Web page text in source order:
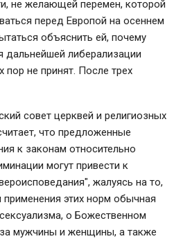
не желающей перемен, которой
перед Европой на осеннем
объяснить ей, почему
дальнейшей либерализации
не принят. После трех
совет церквей и религиозных
что предложенные
к законам относительно
могут привести к
жалуясь на то,
применения этих норм обычная
о Божественном
мужчины и женщины, а также